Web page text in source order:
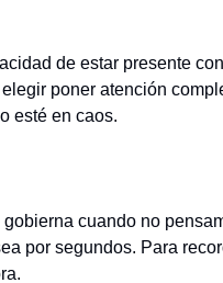
de estar presente
poner atención
esté en caos.
cuando no
por segundos. Para